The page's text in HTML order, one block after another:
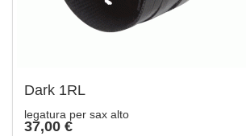
Dark 1RL
legatura per sax alto
37,00 €